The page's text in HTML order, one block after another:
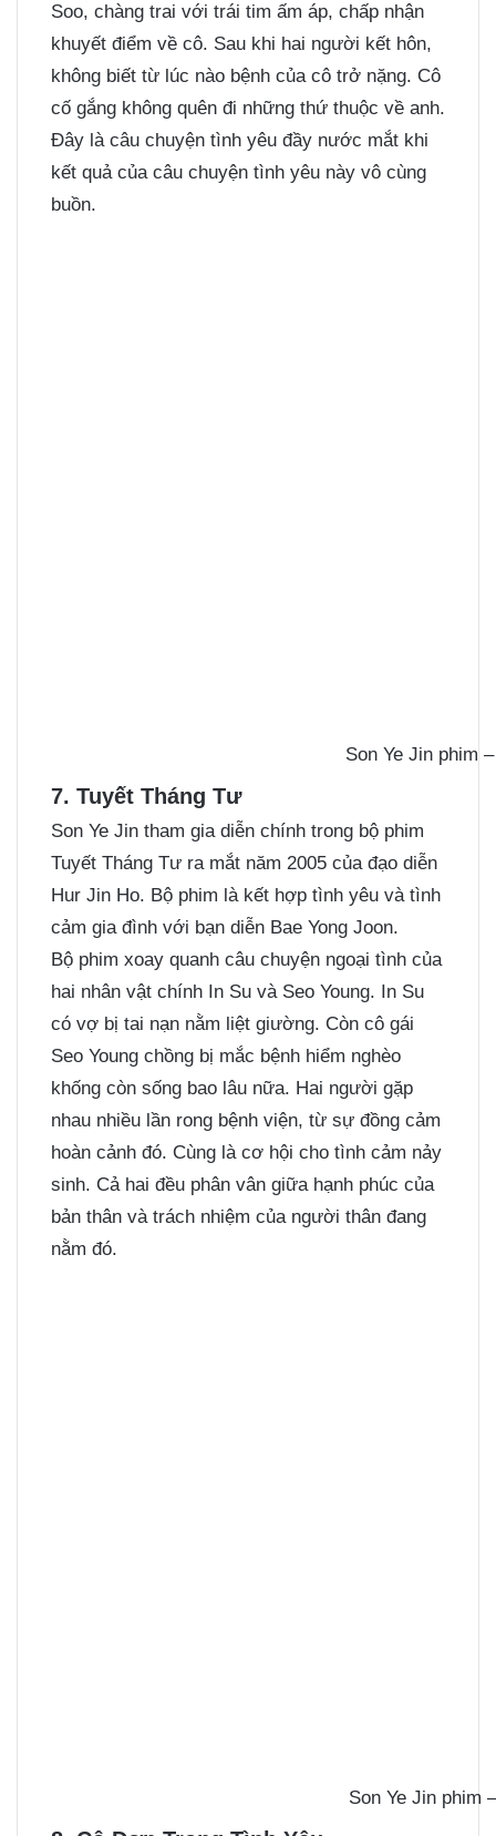
Soo, chàng trai với trái tim ấm áp, chấp nhận
khuyết điểm về cô. Sau khi hai người kết hôn,
không biết từ lúc nào bệnh của cô trở nặng. Cô
cố gắng không quên đi những thứ thuộc về anh.
Đây là câu chuyện tình yêu đầy nước mắt khi
kết quả của câu chuyện tình yêu này vô cùng
buồn.
Son Ye Jin phim
7. Tuyết Tháng Tư
Son Ye Jin tham gia diễn chính trong bộ phim
Tuyết Tháng Tư ra mắt năm 2005 của đạo diễn
Hur Jin Ho. Bộ phim là kết hợp tình yêu và tình
cảm gia đình với bạn diễn Bae Yong Joon.
Bộ phim xoay quanh câu chuyện ngoại tình của
hai nhân vật chính In Su và Seo Young. In Su
có vợ bị tai nạn nằm liệt giường. Còn cô gái
Seo Young chồng bị mắc bệnh hiểm nghèo
khống còn sống bao lâu nữa. Hai người gặp
nhau nhiều lần rong bệnh viện, từ sự đồng cảm
hoàn cảnh đó. Cùng là cơ hội cho tình cảm nảy
sinh. Cả hai đều phân vân giữa hạnh phúc của
bản thân và trách nhiệm của người thân đang
nằm đó.
Son Ye Jin phim